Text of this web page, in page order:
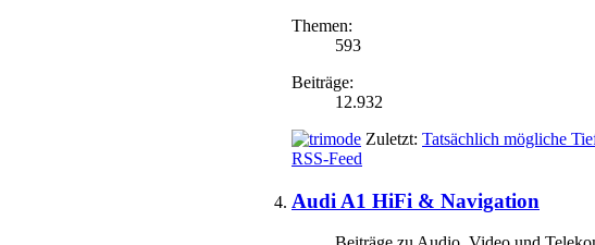
Themen:
593
Beiträge:
12.932
Zuletzt: Tatsächlich mögliche
RSS-Feed
Audi A1 HiFi & Navigation